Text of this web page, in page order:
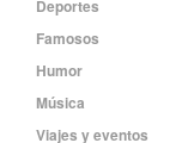
Deportes
Famosos
Humor
Música
Viajes y eventos